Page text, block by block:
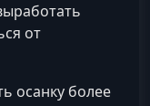
от
осанку более